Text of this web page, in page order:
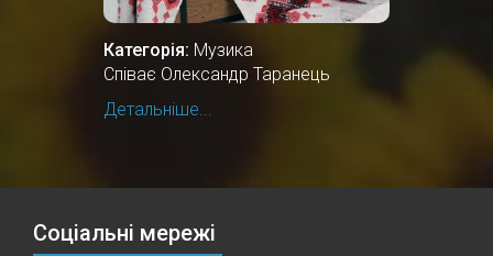
Категорія: Музика
Співає Олександр Таранець
Детальніше...
Соціальні мережі